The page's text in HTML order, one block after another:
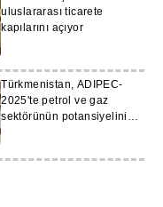
uluslararası ticarete
kapılarını açıyor
Türkmenistan, ADIPEC-
2025'te petrol ve gaz
sektörünün potansiyelini